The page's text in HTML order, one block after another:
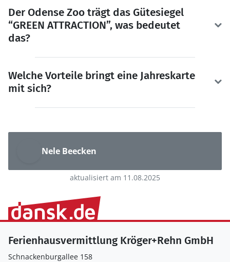
Der Odense Zoo trägt das Gütesiegel
“GREEN ATTRACTION”, was bedeutet
das?
Welche Vorteile bringt eine Jahreskarte
mit sich?
Nele Beecken
aktualisiert am 11.08.2025
Ferienhausvermittlung Kröger+Rehn GmbH
Schnackenburgallee 158